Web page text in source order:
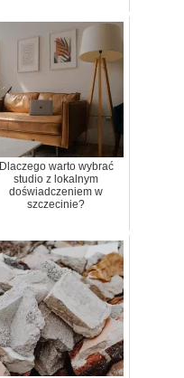
Dlaczego warto wybrać
studio z lokalnym
doświadczeniem w
szczecinie?